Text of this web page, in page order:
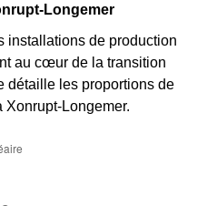
Longemer
installations de production
au cœur de la transition
détaille les proportions de
Longemer.